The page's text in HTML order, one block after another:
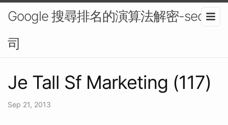
Google 搜尋排名的演算法解密-seo公
司
Je Tall Sf Marketing (117)
Sep 21, 2013